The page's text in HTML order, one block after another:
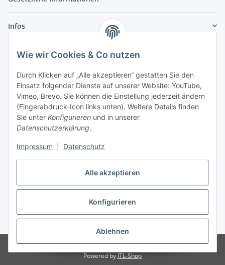
Alle akzeptieren
Konfigurieren
Ablehnen
Wie wir Cookies & Co nutzen
Durch Klicken auf „Alle akzeptieren“ gestatten Sie den
Einsatz folgender Dienste auf unserer Website: YouTube,
Vimeo, Brevo. Sie können die Einstellung jederzeit ändern
(Fingerabdruck-Icon links unten). Weitere Details finden
Sie unter Konfigurieren und in unserer
Datenschutzerklärung.
Impressum Datenschutz
Infos
Laden - Öffnungszeiten:
Montag 09:00Uhr bis
16:00 Uhr
Dienstag
09:00 Uhr bis
17:00 Uhr
Mittwoch
09:00 Uhr bis 16:00 Uhr
Donnerstag
09:00 Uhr bis
17:00 Uhr
Freitag
09:00 Uhr
Vertrag widerrufen
* Alle Preise inkl. gesetzlicher USt., zzgl.Versand
© by WIENOLD. All Rights Reserved.
Powered byJTL-Shop